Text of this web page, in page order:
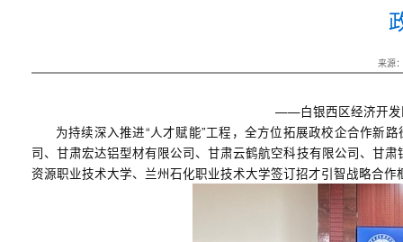
来源
——白银西区经济开发
为持续深入推进“人才赋能”工程，全方位拓展政校企合作新
司、甘肃宏达铝型材有限公司、甘肃云鹤航空科技有限公司、甘
资源职业技术大学、兰州石化职业技术大学签订招才引智战略合